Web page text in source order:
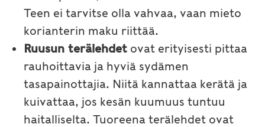
Teen ei tarvitse olla vahvaa, vaan mieto
korianterin maku riittää.
Ruusun terälehdet ovat erityisesti pittaa
rauhoittavia ja hyviä sydämen
tasapainottajia. Niitä kannattaa kerätä ja
kuivattaa, jos kesän kuumuus tuntuu
haitalliselta. Tuoreena terälehdet ovat